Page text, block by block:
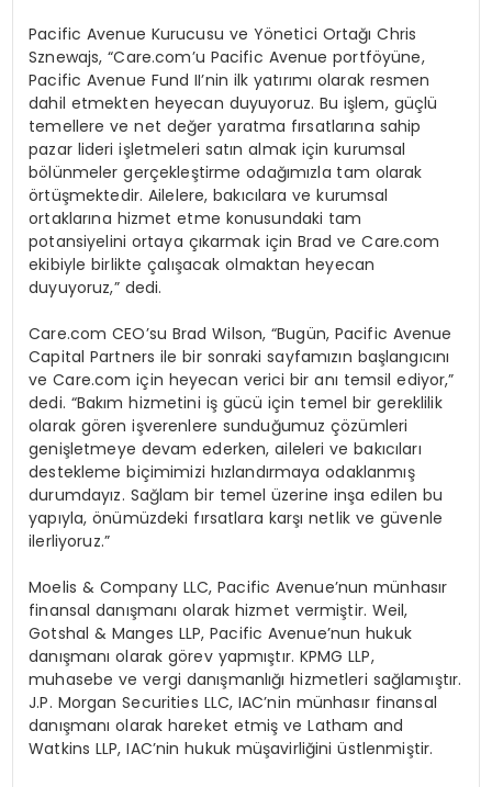
Pacific Avenue Kurucusu ve Yönetici Ortağı Chris
Sznewajs, “Care.com’u Pacific Avenue portföyüne,
Pacific Avenue Fund II’nin ilk yatırımı olarak resmen
dahil etmekten heyecan duyuyoruz. Bu işlem, güçlü
temellere ve net değer yaratma fırsatlarına sahip
pazar lideri işletmeleri satın almak için kurumsal
bölünmeler gerçekleştirme odağımızla tam olarak
örtüşmektedir. Ailelere, bakıcılara ve kurumsal
ortaklarına hizmet etme konusundaki tam
potansiyelini ortaya çıkarmak için Brad ve Care.com
ekibiyle birlikte çalışacak olmaktan heyecan
duyuyoruz,” dedi.
Care.com CEO’su Brad Wilson, “Bugün, Pacific Avenue
Capital Partners ile bir sonraki sayfamızın başlangıcını
ve Care.com için heyecan verici bir anı temsil ediyor,”
dedi. “Bakım hizmetini iş gücü için temel bir gereklilik
olarak gören işverenlere sunduğumuz çözümleri
genişletmeye devam ederken, aileleri ve bakıcıları
destekleme biçimimizi hızlandırmaya odaklanmış
durumdayız. Sağlam bir temel üzerine inşa edilen bu
yapıyla,önümüzdeki fırsatlara karşı netlik ve güvenle
ilerliyoruz.”
Moelis & Company LLC, Pacific Avenue’nun münhasır
finansal danışmanı olarak hizmet vermiştir. Weil,
Gotshal & Manges LLP, Pacific Avenue’nun hukuk
danışmanı olarak görev yapmıştır. KPMG LLP,
muhasebe ve vergi danışmanlığı hizmetleri sağlamıştır.
J.P. Morgan Securities LLC, IAC’nin münhasır finansal
danışmanı olarak hareket etmiş ve Latham and
Watkins LLP, IAC’nin hukuk müşavirliğini üstlenmiştir.